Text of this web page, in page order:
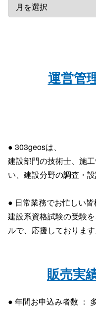
運営管
● 303geosは、
建設部門の技術士、施
い、建設分野の調査・
● 日常業務でお忙しい
建設系資格試験の受験
ルで、応援しております
販売実
● 年間お申込み者数 ：